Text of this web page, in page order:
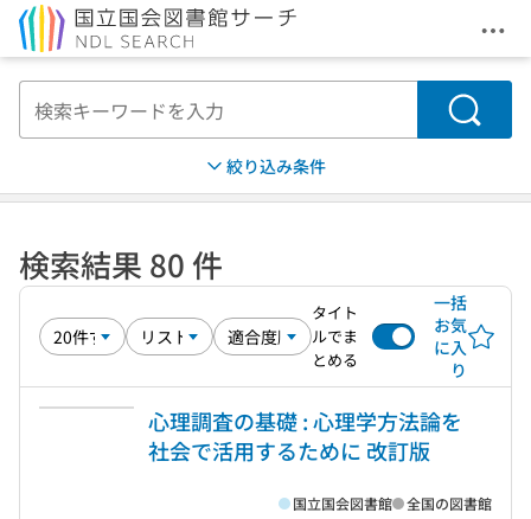
メ
検索
絞り込み条件
検索結果 80 件
タイト
ルでま
とめる
一括
お気
に入
り
心理調査の基礎 : 心理学方法論を
社会で活用するために 改訂版
国立国会図書館 全国の図書館